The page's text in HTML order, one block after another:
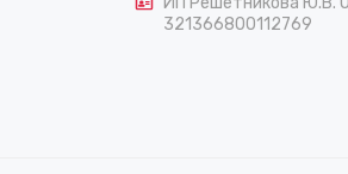
321366800112769